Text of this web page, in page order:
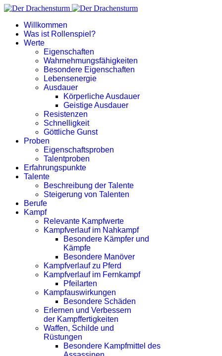
Willkommen
Was ist Rollenspiel?
Werte
Eigenschaften
Wahrnehmungsfähigkeiten
Besondere Eigenschaften
Lebensenergie
Ausdauer
Körperliche Ausdauer
Geistige Ausdauer
Resistenzen
Schnelligkeit
Göttliche Gunst
Proben
Eigenschaftsproben
Talentproben
Erfahrungspunkte
Talente
Beschreibung der Talente
Steigerung von Talenten
Berufe
Kampf
Relevante Kampfwerte
Kampfverlauf im Nahkampf
Besondere Kämpfer und
Kämpfe
Besondere Manöver
Kampfverlauf zu Pferd
Kampfverlauf im Fernkampf
Pfeilarten
Kampfauswirkungen
Besondere Schäden
Erlernen und Verbessern
der Kampffertigkeiten
Waffen, Schilde und
Rüstungen
Besondere Kampfmittel des